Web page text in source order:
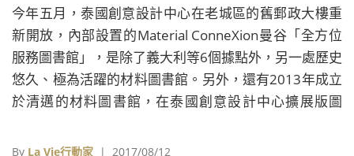
今年五月，泰國創意設計中心在老城區的舊郵政大樓重
新開放，內部設置的Material ConneXion曼谷「全方位
服務圖書館」，是除了義大利等6個據點外，另一處歷史
悠久、極為活躍的材料圖書館。另外，還有2013年成立
於清邁的材料圖書館，在泰國創意設計中心擴展版圖
支。
By La Vie行動家 | 2017/08/12